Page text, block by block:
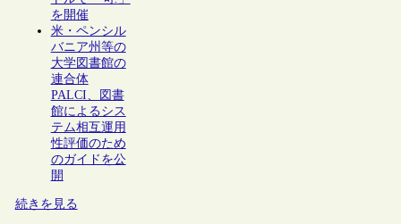
を開催
米・ペンシル
バニア州等の
大学図書館の
連合体
PALCI、図書
館によるシス
テム相互運用
性評価のため
のガイドを公
開
続きを見る